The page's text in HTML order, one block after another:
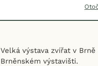
Velká výstava zvířat v Brně
Brněnském výstavišti.